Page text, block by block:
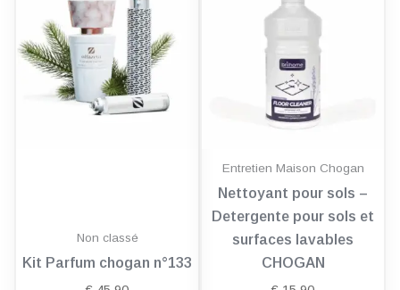
Non classé
Kit Parfum chogan n°133
Entretien Maison Chogan
Nettoyant pour sols –
Detergente pour sols et
surfaces lavables
CHOGAN